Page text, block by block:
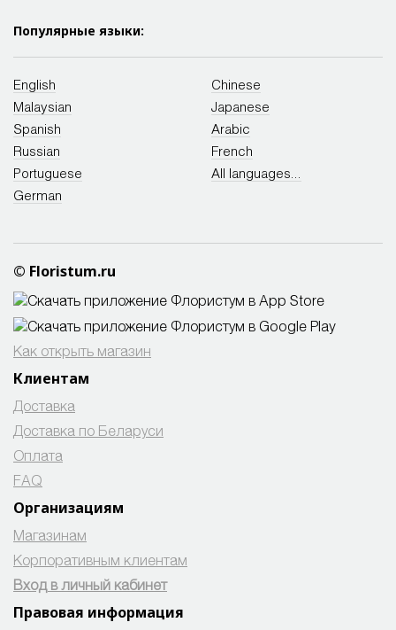
Популярные языки:
English
Malaysian
Chinese
Japanese
Spanish
Russian
Arabic
French
Portuguese
German
All languages...
© Floristum.ru
Как открыть магазин
Клиентам
Доставка
Доставка по Беларуси
Оплата
FAQ
Организациям
Магазинам
Корпоративным клиентам
Вход в личный кабинет
Правовая информация